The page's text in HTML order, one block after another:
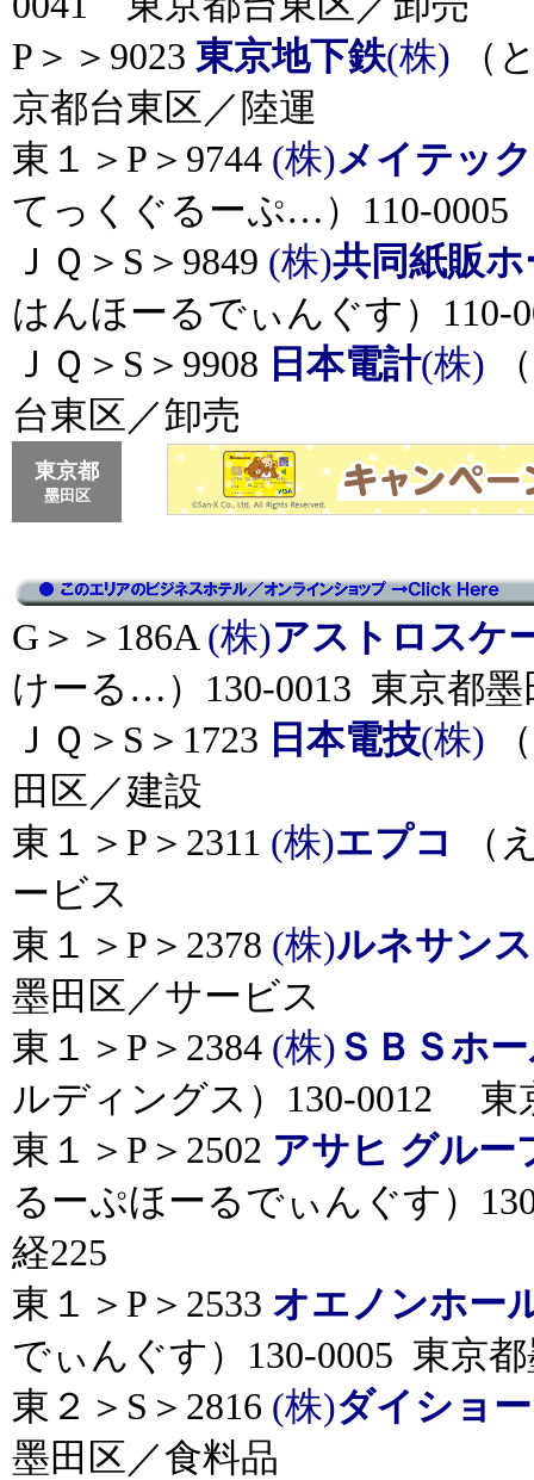
P＞＞9023 東京地下鉄(株) （
京都台東区／陸運
東１＞P＞9744 (株)メイテッ
てっくぐるーぷ…）110-
ＪＱ＞S＞9849 (株)共同紙販
はんほーるでぃんぐす）
ＪＱ＞S＞9908 日本電計(株)
台東区／卸売
東京都
墨田区
G＞＞186A (株)アストロスケ
けーる…）130-0013 東京都
ＪＱ＞S＞1723 日本電技(株)
田区／建設
東１＞P＞2311 (株)エプコ
（
ービス
東１＞P＞2378 (株)ルネサンス
墨田区／サービス
東１＞P＞2384 (株) ＳＢＳホ
ルディングス）130-0012 東
東１＞P＞2502 アサヒ グルー
るーぷほーるでぃんぐす）
経225
東１＞P＞2533 オエノンホー
でぃんぐす）130-0005 東京
東２＞S＞2816 (株)ダイショー
墨田区／食料品